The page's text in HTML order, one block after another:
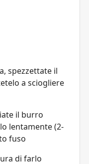
spezzettate il
a sciogliere
il burro
lentamente (2-
fuso
di farlo